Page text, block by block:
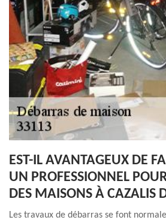
EST-IL AVANTAGEUX DE
UN PROFESSIONNEL
DES MAISONS À CAZALIS
Les travaux de débarras se font